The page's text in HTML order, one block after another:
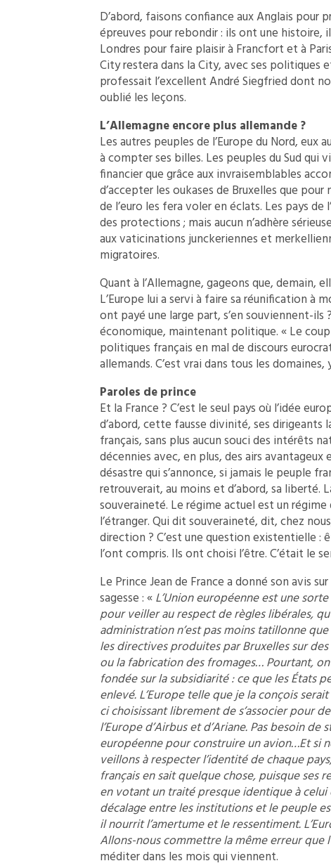
D’abord, faisons confiance aux Anglais pour
épreuves pour rebondir : ils ont une histoire,
Londres pour faire plaisir à Francfort et à
City restera dans la City, avec ses politiques
professait l’excellent André Siegfried dont
oublié les leçons.
L’Allemagne encore plus allemande ?
Les autres peuples de l’Europe du Nord,
à compter ses billes. Les peuples du Sud
financier que grâce aux invraisemblables
d’accepter les oukases de Bruxelles que
de l’euro les fera voler en éclats. Les pays
des protections ; mais aucun n’adhère
aux vaticinations junckeriennes et
migratoires.
Quant à l’Allemagne, gageons que, demain,
L’Europe lui a servi à faire sa réunification à
ont payé une large part, s’en souviennent-
économique, maintenant politique. « Le
politiques français en mal de discours
allemands. C’est vrai dans tous les
Paroles de prince
Et la France ? C’est le seul pays où l’idée
d’abord, cette fausse divinité, ses
français, sans plus aucun souci des intérêts
décennies avec, en plus, des airs
désastre qui s’annonce, si jamais le peuple
retrouverait, au moins et d’abord, sa liberté.
souveraineté. Le régime actuel est un
l’étranger. Qui dit souveraineté, dit, chez
direction ? C’est une question existentielle :
l’ont compris. Ils ont choisi l’être. C’était le
Le Prince Jean de France a donné son avis
sagesse : «L’Union européenne est une
pour veiller au respect de règles libérales,
administration n’est pas moins tatillonne
les directives produites par Bruxelles sur
ou la fabrication des fromages… Pourtant,
fondée sur la subsidiarité : ce que les États
enlevé. L’Europe telle que je la conçois
ci choisissant librement de s’associer pour
l’Europe d’Airbus et d’Ariane. Pas besoin
européenne pour construire un avion…Et si
veillons à respecter l’identité de chaque
français en sait quelque chose, puisque
en votant un traité presque identique à
décalage entre les institutions et le peuple
il nourrit l’amertume et le ressentiment.
Allons-nous commettre la même erreur que
méditer dans les mois qui viennent.